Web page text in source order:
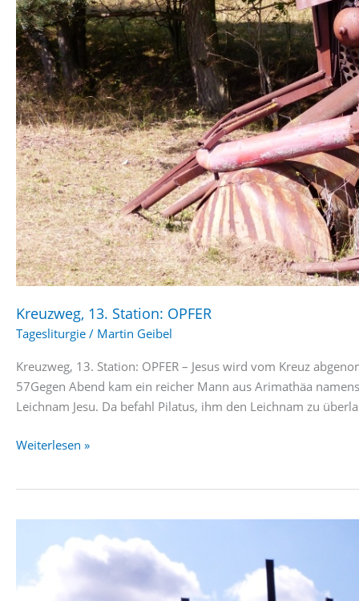
Kreuzweg, 13. Station: OPFER
Tagesliturgie / Martin Geibel
Kreuzweg, 13. Station: OPFER – Jesus wird vom Kreuz
57Gegen Abend kam ein reicher Mann aus Arimathäa
Leichnam Jesu. Da befahl Pilatus, ihm den Leichnam zu
Kreuzweg,
Weiterlesen »